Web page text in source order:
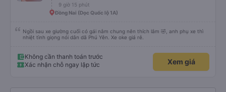
9 giờ 15 phút
Đồng Nai (Dọc Quốc lộ 1A)
Ngồi sau xe giường cuối có gái nằm chung nên thích lắm 🤣, anh phụ xe thì
nhiệt tình giọng nói dân dã Phú Yên. Xe oke giá rẻ.
Không cần thanh toán trước
Xác nhận chỗ ngay lập tức
Xem giá